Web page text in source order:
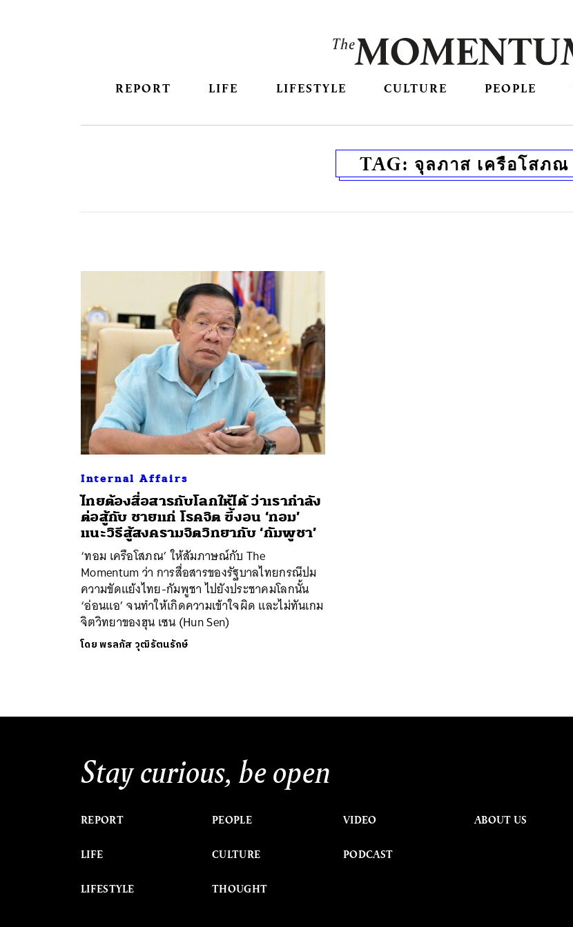
REPORT LIFE LIFESTYLE CULTURE PEOPLE
TAG: จุลภาส เครือโสภณ
Internal Affairs
ไทยต้องสื่อสารกับโลกให้ได้ ว่าเรากำลัง
ต่อสู้กับ ชายแก่ โรคจิต ขี้งอน ‘ทอม’
แนะวิธีสู้สงครามจิตวิทยากับ ‘กัมพูชา’
‘ทอม เครือโสภณ’ ให้สัมภาษณ์กับ The
Momentum ว่า การสื่อสารของรัฐบาลไทยกรณีปม
ความขัดแย้งไทย-กัมพูชา ไปยังประชาคมโลกนั้น
‘อ่อนแอ’ จนทำให้เกิดความเข้าใจผิด และไม่ทันเกม
จิตวิทยาของฮุน เซน (Hun Sen)
โดยพรลภัส วุฒิรัตนรักษ์
Stay curious, be open
REPORT
LIFE
LIFESTYLE
PEOPLE
CULTURE
THOUGHT
VIDEO
PODCAST
ABOUT US